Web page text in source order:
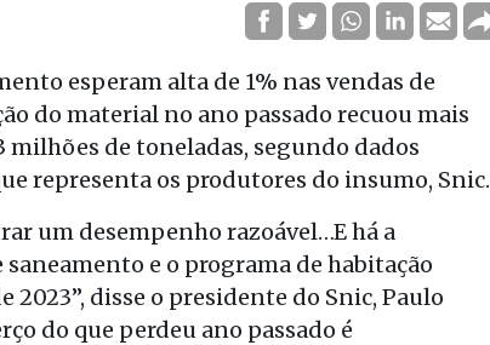
esperam alta de 1% nas vendas de
do material no ano passado recuou mais
milhões de toneladas, segundo dados
representa os produtores do insumo, Snic.
um desempenho razoável…E há a
e o programa de habitação
disse o presidente do Snic, Paulo
do que perdeu ano passado é